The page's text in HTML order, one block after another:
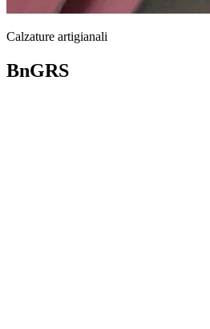
Calzature artigianali
BnGRS